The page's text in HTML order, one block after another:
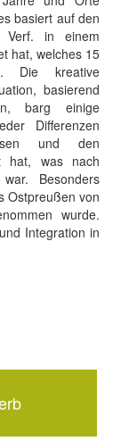
basiert auf den
Verf. in einem
hat, welches 15
Die kreative
basierend
barg einige
Differenzen
und den
hat, was nach
Besonders
Ostpreußen von
wurde.
Integration in